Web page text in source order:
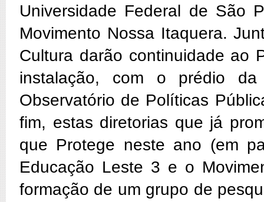
Universidade Federal de São
Movimento Nossa Itaquera.
Cultura darão continuidade ao
instalação, com o prédio
Observatório de Políticas
fim, estas diretorias que já
que Protege neste ano (em
Educação Leste 3 e o
formação de um grupo de